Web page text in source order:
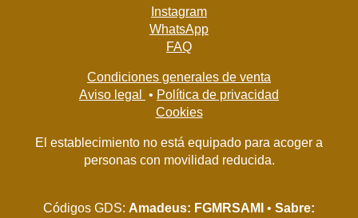
Instagram
WhatsApp
FAQ
Condiciones generales de venta
Aviso legal
• Política de privacidad
Cookies
El establecimiento no está equipado para acoger a
personas con movilidad reducida.
Códigos GDS: Amadeus: FGMRSAMI • Sabre: